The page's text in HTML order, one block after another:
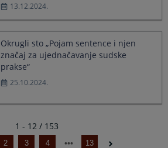
13.12.2024.
Okrugli sto „Pojam sentence i njen
značaj za ujednačavanje sudske
prakse“
25.10.2024.
1 - 12 / 153
2 3 4 13